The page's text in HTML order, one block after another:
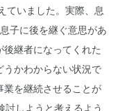
ていました。実際、息
子に後を継ぐ意思があ
継者になってくれた
うかわからない状況で
業を継続させることが
しようと考えるよう